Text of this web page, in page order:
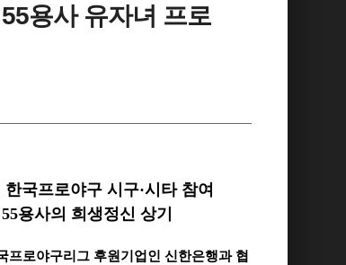
용사 유자녀 프로
한국프로야구 시구·시타 참여
55용사의 희생정신 상기
프로야구리그 후원기업인 신한은행과 협